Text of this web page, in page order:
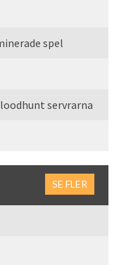
spel
servrarna
SE FLER